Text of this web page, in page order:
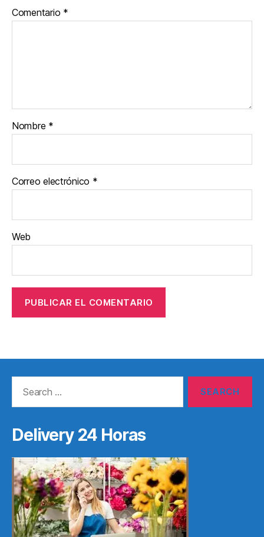
Comentario *
Nombre *
Correo electrónico *
Web
Delivery 24 Horas